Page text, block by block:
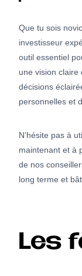
Que tu sois
investisseur
outil essentiel
une vision claire
décisions
personnelles et
N’hésite pas à
maintenant et à
de nos
long terme et
Les